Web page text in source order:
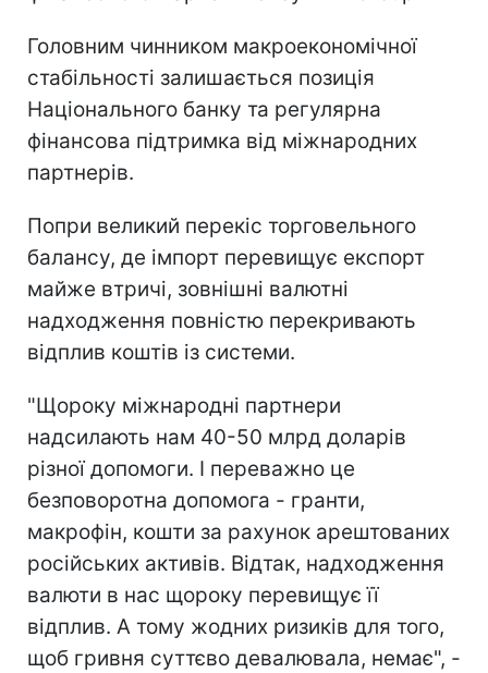
Головним чинником макроекономічної
стабільності залишається позиція
Національного банку та регулярна
фінансова підтримка від міжнародних
партнерів.
Попри великий перекіс торговельного
балансу, де імпорт перевищує експорт
майже втричі, зовнішні валютні
надходження повністю перекривають
відплив коштів із системи.
"Щороку міжнародні партнери
надсилають нам 40-50 млрд доларів
різної допомоги. І переважно це
безповоротна допомога - гранти,
макрофін, кошти за рахунок арештованих
російських активів. Відтак, надходження
валюти в нас щороку перевищує її
відплив. А тому жодних ризиків для того,
щоб гривня суттєво девалювала, немає", -